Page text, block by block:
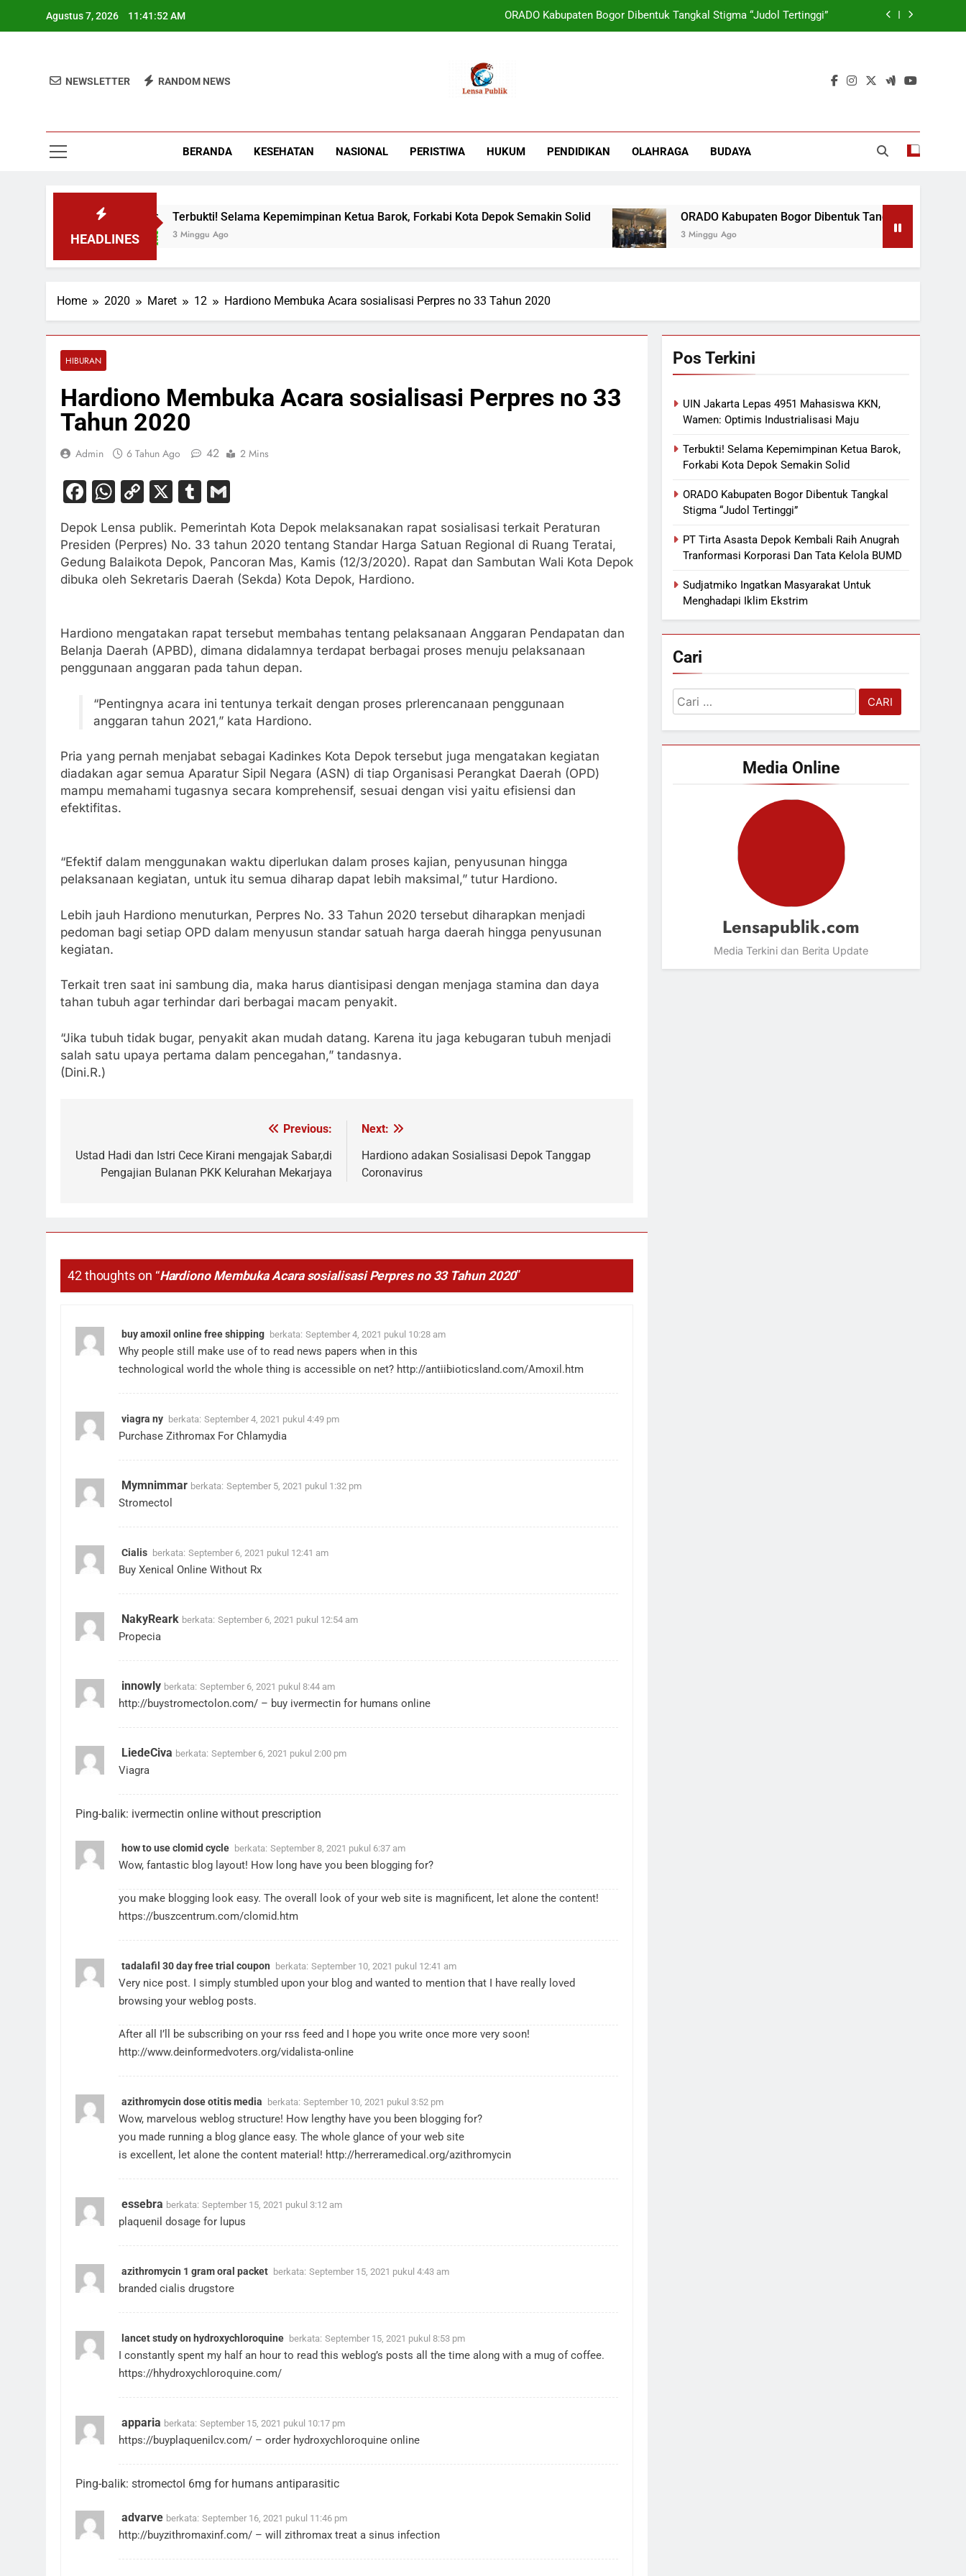
Agustus 7, 2026 11:41:53 AM ORADO Kabupaten Bogor Dibentuk Tangkal Stigma “Judol Tertinggi”
UIN Jakarta Lepas 4951 Mahasiswa KKN, Wamen: Optimis Industrialisasi Maju
NEWSLETTER RANDOM NEWS
BERANDA KESEHATAN NASIONAL PERISTIWA HUKUM PENDIDIKAN OLAHRAGA BUDAYA
HEADLINES
Terbukti! Selama Kepemimpinan Ketua Barok, Forkabi Kota Depok Semakin Solid
3 Minggu Ago
ORADO Kabupaten Bogor Dibentuk Tangkal Stigma “Judol
3 Minggu Ago
Home 2020 Maret 12 Hardiono Membuka Acara sosialisasi Perpres no 33 Tahun 2020
HIBURAN
Hardiono Membuka Acara sosialisasi Perpres no 33
Tahun 2020
Admin 6 Tahun Ago 42 2 Mins
Facebook
WhatsApp
Copy
X Tumblr
Depok Lensa publik. Pemerintah Kota Depok melaksanakan rapat sosialisasi terkait Peraturan
Presiden (Perpres) No. 33 tahun 2020 tentang Standar Harga Satuan Regional di Ruang Teratai,
Gedung Balaikota Depok, Pancoran Mas, Kamis (12/3/2020). Rapat dan Sambutan Wali Kota Depok
dibuka oleh Sekretaris Daerah (Sekda) Kota Depok, Hardiono.
Hardiono mengatakan rapat tersebut membahas tentang pelaksanaan Anggaran Pendapatan dan
Belanja Daerah (APBD), dimana didalamnya terdapat berbagai proses menuju pelaksanaan
penggunaan anggaran pada tahun depan.
“Pentingnya acara ini tentunya terkait dengan proses prlerencanaan penggunaan
anggaran tahun 2021,” kata Hardiono.
Pria yang pernah menjabat sebagai Kadinkes Kota Depok tersebut juga mengatakan kegiatan
diadakan agar semua Aparatur Sipil Negara (ASN) di tiap Organisasi Perangkat Daerah (OPD)
mampu memahami tugasnya secara komprehensif, sesuai dengan visi yaitu efisiensi dan
efektifitas.
“Efektif dalam menggunakan waktu diperlukan dalam proses kajian, penyusunan hingga
pelaksanaan kegiatan, untuk itu semua diharap dapat lebih maksimal,” tutur Hardiono.
Lebih jauh Hardiono menuturkan, Perpres No. 33 Tahun 2020 tersebut diharapkan menjadi
pedoman bagi setiap OPD dalam menyusun standar satuah harga daerah hingga penyusunan
kegiatan.
Terkait tren saat ini sambung dia, maka harus diantisipasi dengan menjaga stamina dan daya
tahan tubuh agar terhindar dari berbagai macam penyakit.
“Jika tubuh tidak bugar, penyakit akan mudah datang. Karena itu jaga kebugaran tubuh menjadi
salah satu upaya pertama dalam pencegahan,” tandasnya.
(Dini.R.)
pos
Previous:
Ustad Hadi dan Istri Cece Kirani mengajak Sabar,di
Pengajian Bulanan PKK Kelurahan Mekarjaya
Next:
Hardiono adakan Sosialisasi Depok Tanggap
Coronavirus
42 thoughts on “Hardiono Membuka Acara sosialisasi Perpres no 33 Tahun 2020”
buy amoxil online free shipping berkata: September 4, 2021 pukul 10:28 am
Why people still make use of to read news papers when in this
technological world the whole thing is accessible on net? http://antiibioticsland.com/Amoxil.htm
viagra ny berkata: September 4, 2021 pukul 4:49 pm
Purchase Zithromax For Chlamydia
Mymnimmar berkata: September 5, 2021 pukul 1:32 pm
Stromectol
Cialis berkata: September 6, 2021 pukul 12:41 am
Buy Xenical Online Without Rx
NakyReark berkata: September 6, 2021 pukul 12:54 am
Propecia
innowly berkata: September 6, 2021 pukul 8:44 am
http://buystromectolon.com/ – buy ivermectin for humans online
LiedeCiva berkata: September 6, 2021 pukul 2:00 pm
Viagra
Ping-balik: ivermectin online without prescription
how to use clomid cycle berkata: September 8, 2021 pukul 6:37 am
Wow, fantastic blog layout! How long have you been blogging for?
you make blogging look easy. The overall look of your web site is magnificent, let alone the content!
https://buszcentrum.com/clomid.htm
tadalafil 30 day free trial coupon berkata: September 10, 2021 pukul 12:41 am
Very nice post. I simply stumbled upon your blog and wanted to mention that I have really loved
browsing your weblog posts.
After all I’ll be subscribing on your rss feed and I hope you write once more very soon!
http://www.deinformedvoters.org/vidalista-online
azithromycin dose otitis media berkata: September 10, 2021 pukul 3:52 pm
Wow, marvelous weblog structure! How lengthy have you been blogging for?
you made running a blog glance easy. The whole glance of your web site
is excellent, let alone the content material! http://herreramedical.org/azithromycin
essebra berkata: September 15, 2021 pukul 3:12 am
plaquenil dosage for lupus
azithromycin 1 gram oral packet berkata: September 15, 2021 pukul 4:43 am
branded cialis drugstore
lancet study on hydroxychloroquine berkata: September 15, 2021 pukul 8:53 pm
I constantly spent my half an hour to read this weblog’s posts all the time along with a mug of coffee.
https://hhydroxychloroquine.com/
apparia berkata: September 15, 2021 pukul 10:17 pm
https://buyplaquenilcv.com/ – order hydroxychloroquine online
Ping-balik: stromectol 6mg for humans antiparasitic
advarve berkata: September 16, 2021 pukul 11:46 pm
http://buyzithromaxinf.com/ – will zithromax treat a sinus infection
Pos Terkini
UIN Jakarta Lepas 4951 Mahasiswa KKN,
Wamen: Optimis Industrialisasi Maju
Terbukti! Selama Kepemimpinan Ketua Barok,
Forkabi Kota Depok Semakin Solid
ORADO Kabupaten Bogor Dibentuk Tangkal
Stigma “Judol Tertinggi”
PT Tirta Asasta Depok Kembali Raih Anugrah
Tranformasi Korporasi Dan Tata Kelola BUMD
Sudjatmiko Ingatkan Masyarakat Untuk
Menghadapi Iklim Ekstrim
Cari
Cari
untuk:
Media Online
Lensapublik.com
Media Terkini dan Berita Update